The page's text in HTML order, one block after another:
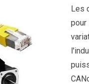
Les
pour